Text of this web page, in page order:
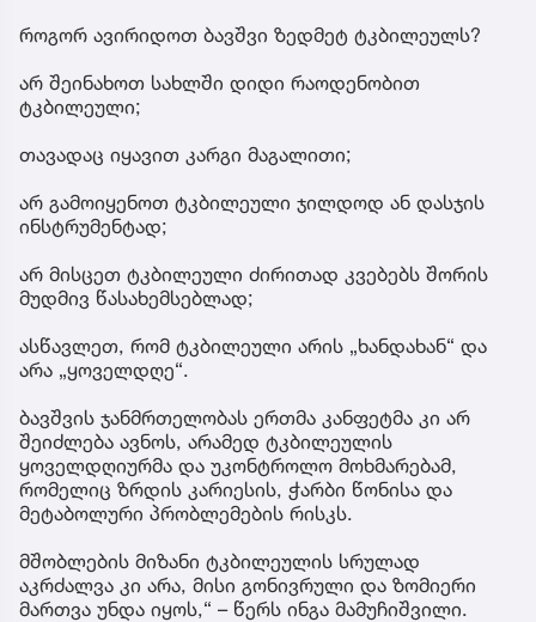
როგორ ავირიდოთ ბავშვი ზედმეტ ტკბილეულს?
არ შეინახოთ სახლში დიდი რაოდენობით
ტკბილეული;
თავადაც იყავით კარგი მაგალითი;
არ გამოიყენოთ ტკბილეული ჯილდოდ ან დასჯის
ინსტრუმენტად;
არ მისცეთ ტკბილეული ძირითად კვებებს შორის
მუდმივ წასახემსებლად;
ასწავლეთ, რომ ტკბილეული არის „ხანდახან“ და
არა „ყოველდღე“.
ბავშვის ჯანმრთელობას ერთმა კანფეტმა კი არ
შეიძლება ავნოს, არამედ ტკბილეულის
ყოველდღიურმა და უკონტროლო მოხმარებამ,
რომელიც ზრდის კარიესის, ჭარბი წონისა და
მეტაბოლური პრობლემების რისკს.
მშობლების მიზანი ტკბილეულის სრულად
აკრძალვა კი არა, მისი გონივრული და ზომიერი
მართვა უნდა იყოს,“ – წერს ინგა მამუჩიშვილი.